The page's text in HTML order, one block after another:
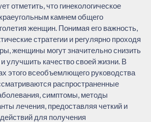
отметить, что гинекологическое
камнем общего
женщин. Понимая его важность,
стратегии и регулярно проходя
женщины могут значительно снизить
улучшить качество своей жизни. В
этого всеобъемлющего руководства
распространенные
симптомы, методы
лечения, предоставляя четкий и
для получения